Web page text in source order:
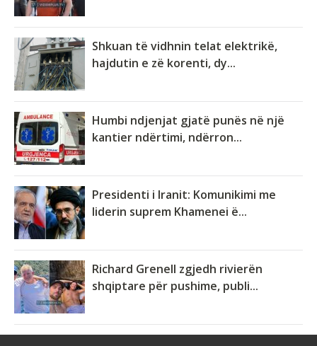
Shkuan të vidhnin telat elektrikë,
hajdutin e zë korenti, dy...
Humbi ndjenjat gjatë punës në një
kantier ndërtimi, ndërron...
Presidenti i Iranit: Komunikimi me
liderin suprem Khamenei ë...
Richard Grenell zgjedh rivierën
shqiptare për pushime, publi...